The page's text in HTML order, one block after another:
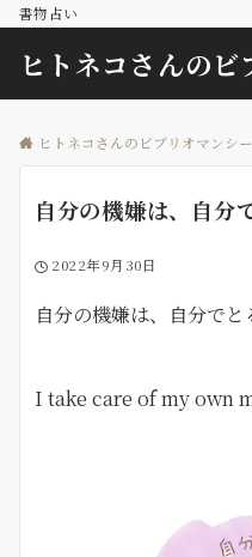
書物占い
ヒトネコさんのビ
ヒトネコさんのビブリオマンシー
自分の機嫌は、自分
2022年9月30日
自分の機嫌は、自分でと
I take care of my own